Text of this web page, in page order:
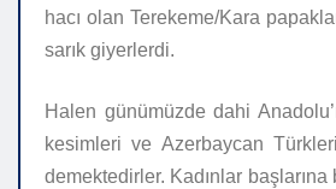
hacı olan Terekeme/Kara
sarık giyerlerdi.
Halen günümüzde dahi
kesimleri ve Azerbaycan
demektedirler. Kadınlar